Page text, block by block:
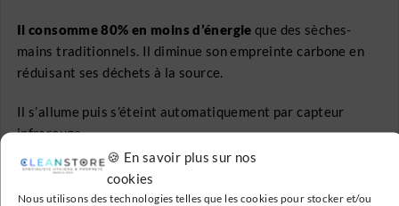
🍪 En savoir plus sur nos
cookies
Nous utilisons des technologies telles que les cookies pour stocker et/ou
Il consomme 80% en moins d’énergie que des sèches-
mains traditionnels. Il diminue son empreinte carbone en
réduisant ses déchets à la source.
Il s’allume puis s’éteint automatiquement par capteur
infrarouge.
Pour la maintenance de votre appareil, vous avez un
manuel d’utilisation fourni dans l’emballage. Le diagnostic